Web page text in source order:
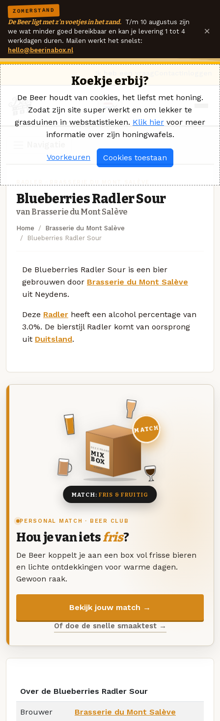
ZOMERSTAND
De Beer ligt met z'n voetjes in het zand. T/m 10 augustus zijn
we wat minder goed bereikbaar en kan je levering 1 tot 4
werkdagen duren. Mailen werkt het snelst:
hello@beerinabox.nl
×
Blueberries Radler Sour
van Brasserie du Mont Salève
Home
Brasserie du Mont Salève
Blueberries Radler Sour
De Blueberries Radler Sour is een bier
gebrouwen door Brasserie du Mont Salève
uit Neydens.
Deze Radler heeft een alcohol percentage van
3.0%. De bierstijl Radler komt van oorsprong
uit Duitsland.
PERSONAL MATCH · BEER CLUB
Hou je van ietsfris?
De Beer koppelt je aan een box vol frisse bieren
en lichte ontdekkingen voor warme dagen.
Gewoon raak.
Bekijk jouw match →
Of doe de snelle smaaktest →
DEZE MAAND
MIX
BOX
8 BIEREN
MATCH
MATCH: FRIS & FRUITIG
Over de Blueberries Radler Sour
Brouwer Brasserie du Mont Salève
Koekje erbij?
De Beer houdt van cookies, het liefst met honing.
Zodat zijn site super werkt en om lekker te
grasduinen in webstatistieken. Klik hier voor meer
informatie over zijn honingwafels.
Voorkeuren Cookies toestaan